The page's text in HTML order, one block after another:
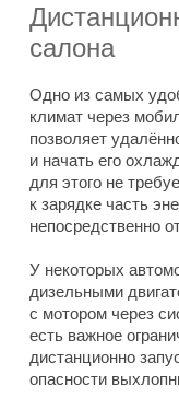
салона
Одно из самых
климат через
позволяет
и начать его
для этого не
к зарядке часть
непосредственно
У некоторых
дизельными
с мотором через
есть важное
дистанционно
опасности